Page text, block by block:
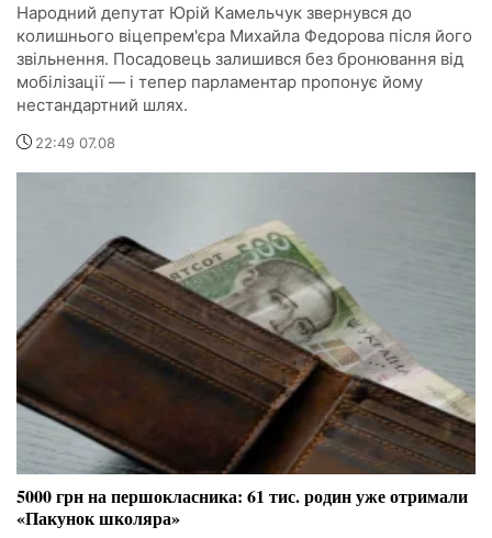
Народний депутат Юрій Камельчук звернувся до
колишнього віцепрем'єра Михайла Федорова після його
звільнення. Посадовець залишився без бронювання від
мобілізації — і тепер парламентар пропонує йому
нестандартний шлях.
22:49 07.08
5000 грн на першокласника: 61 тис. родин уже отримали
«Пакунок школяра»